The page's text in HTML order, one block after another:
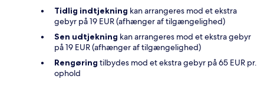
Tidlig indtjekning kan arrangeres mod et ekstra
gebyr på 19 EUR (afhænger af tilgængelighed)
Sen udtjekning kan arrangeres mod et ekstra gebyr
på 19 EUR (afhænger af tilgængelighed)
Rengøring tilbydes mod et ekstra gebyr på 65 EUR pr.
ophold